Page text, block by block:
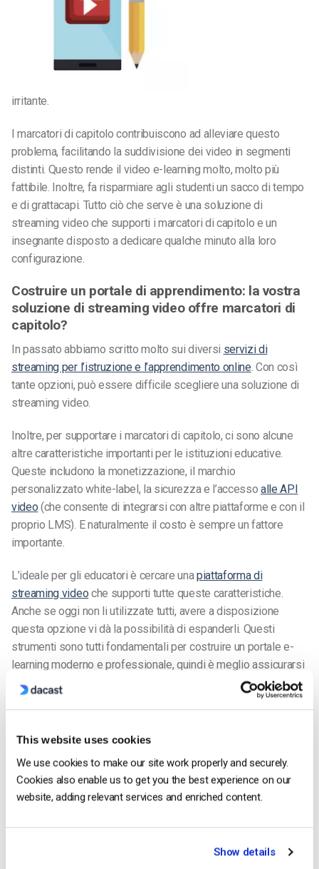
This website uses cookies
We use cookies to make our site work properly and securely.
Cookies also enable us to get you the best experience on our
website, adding relevant services and enriched content.
Show details
irritante.
I marcatori di capitolo contribuiscono ad alleviare questo
problema, facilitando la suddivisione dei video in segmenti
distinti. Questo rende il video e-learning molto, molto più
fattibile. Inoltre, fa risparmiare agli studenti un sacco di tempo
e di grattacapi. Tutto ciò che serve è una soluzione di
streaming video che supporti i marcatori di capitolo e un
insegnante disposto a dedicare qualche minuto alla loro
configurazione.
Costruire un portale di apprendimento: la vostra
soluzione di streaming video offre marcatori di
capitolo?
In passato abbiamo scritto molto sui diversi servizi di
streaming per l’istruzione e l’apprendimento online. Con così
tante opzioni, può essere difficile scegliere una soluzione di
streaming video.
Inoltre, per supportare i marcatori di capitolo, ci sono alcune
altre caratteristiche importanti per le istituzioni educative.
Queste includono la monetizzazione, il marchio
personalizzato white-label, la sicurezza e l’accessoalle API
video (che consente di integrarsi con altre piattaforme e con il
proprio LMS). E naturalmente il costo è sempre un fattore
importante.
L’ideale per gli educatori è cercare unapiattaforma di
streaming video che supporti tutte queste caratteristiche.
Anche se oggi non li utilizzate tutti, avere a disposizione
questa opzione vi dà la possibilità di espanderli. Questi
strumenti sono tutti fondamentali per costruire un portale e-
learning moderno e professionale, quindi è meglio assicurarsi
di avervi accesso!
Dacast per il settore dell’istruzione
Tenendo presente questo aspetto, diamo una breve occhiata
all’uso di Dacast per lo
streaming di video in diretta
ai vostri
studenti. La nostrapiattaforma video onlineutilizza la rete di
distribuzione dei contenuti (CDN)Akamaidi alto livello per
funzioni per gli utenti del settore educativo.
sono inclusi per tutti i broadcaster